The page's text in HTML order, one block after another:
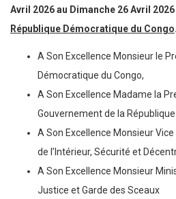
Avril 2026 au Dimanche 26 Avril 2026
République Démocratique du Congo.
A Son Excellence Monsieur le
Démocratique du Congo,
A Son Excellence Madame la
Gouvernement de la
A Son Excellence Monsieur
de l’Intérieur, Sécurité et
A Son Excellence Monsieur
Justice et Garde des Sceaux